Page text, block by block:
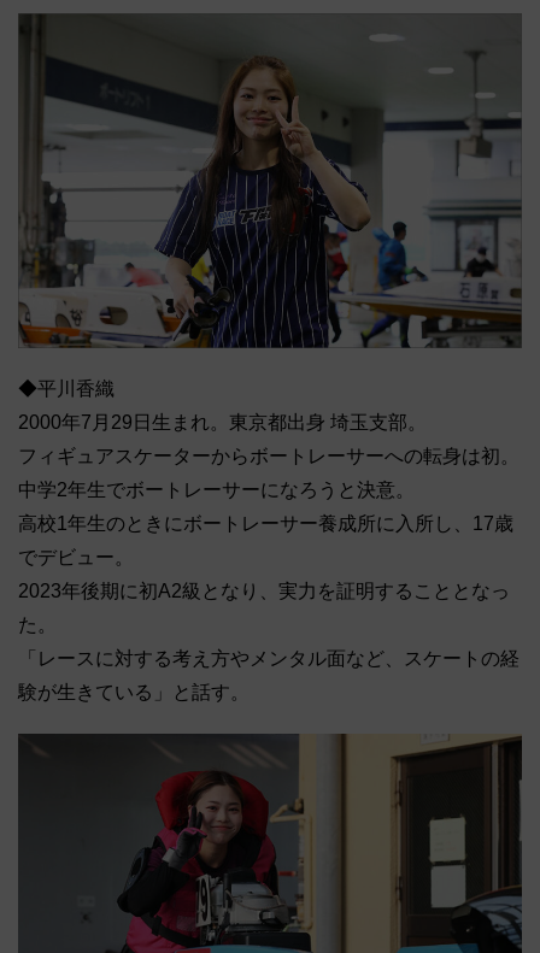
◆平川香織
2000年7月29日生まれ。東京都出身 埼玉支部。
フィギュアスケーターからボートレーサーへの転身は初。
中学2年生でボートレーサーになろうと決意。
高校1年生のときにボートレーサー養成所に入所し、17歳
でデビュー。
2023年後期に初A2級となり、実力を証明することとなっ
た。
「レースに対する考え方やメンタル面など、スケートの経
験が生きている」と話す。